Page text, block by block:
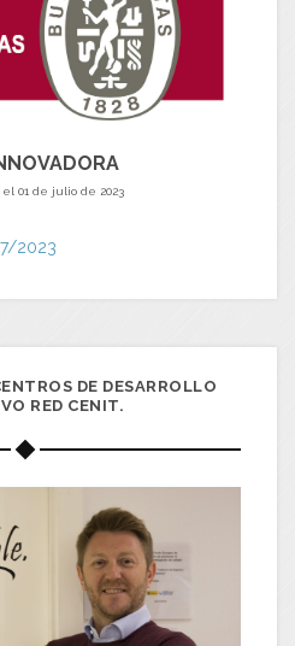
01 de julio de 2023
DE DESARROLLO
RED CENIT.